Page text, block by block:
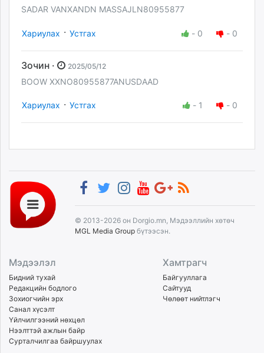
SADAR VANXANDN MASSAJLN80955877
Хариулах · Устгах - 0 - 0
Зочин · 2025/05/12
BOOW XXNO80955877ANUSDAAD
Хариулах · Устгах - 1 - 0
© 2013-2026 он Dorgio.mn, Мэдээллийн хөтөч
MGL Media Group бүтээсэн.
Мэдээлэл
Бидний тухай
Редакцийн бодлого
Зохиогчийн эрх
Санал хүсэлт
Үйлчилгээний нөхцөл
Нээлттэй ажлын байр
Сурталчилгаа байршуулах
Хамтрагч
Байгууллага
Сайтууд
Чөлөөт нийтлэгч